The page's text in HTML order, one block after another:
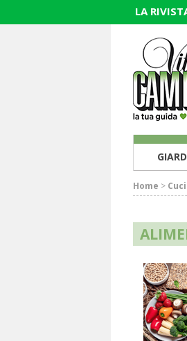
LA
Home >